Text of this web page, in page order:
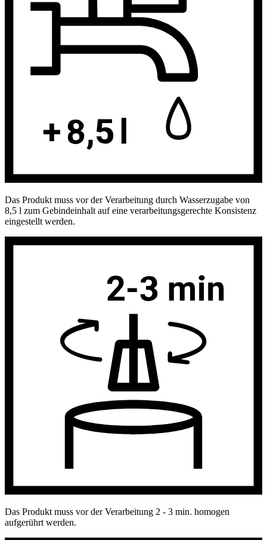
Das Produkt muss vor der Verarbeitung durch Wasserzugabe von
8,5 l zum Gebindeinhalt auf eine verarbeitungsgerechte Konsistenz
eingestellt werden.
Das Produkt muss vor der Verarbeitung 2 - 3 min. homogen
aufgerührt werden.